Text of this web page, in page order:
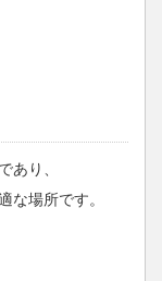
あり、
な場所です。